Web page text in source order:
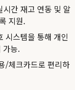
시간 재고 연동 및 알
지원.
시스템을 통해 개인
가능.
/체크카드로 편리하